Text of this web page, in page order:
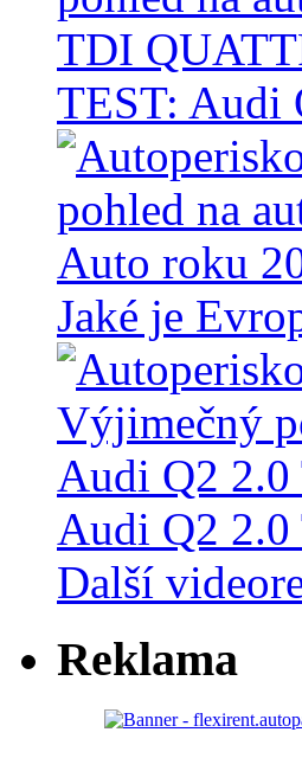
TEST: Audi
Jaké je
Audi Q2
Další
Reklama